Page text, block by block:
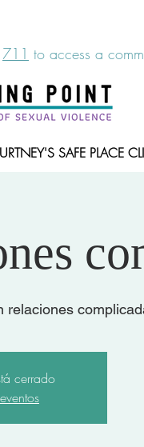
711 to access a
SAFE PLACE
relaciones
cerrado